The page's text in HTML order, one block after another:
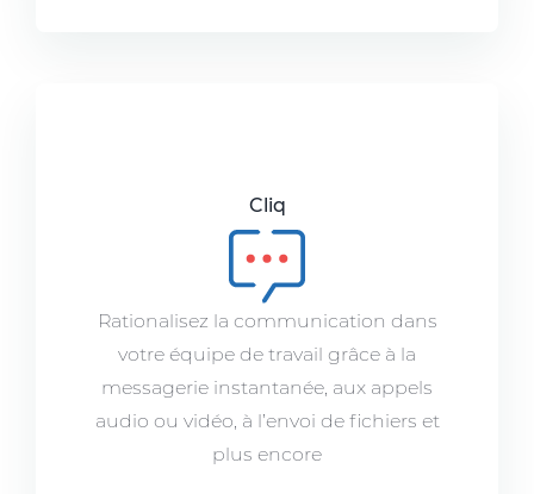
Cliq
Rationalisez la communication dans
votre équipe de travail grâce à la
messagerie instantanée, aux appels
audio ou vidéo, à l’envoi de fichiers et
plus encore